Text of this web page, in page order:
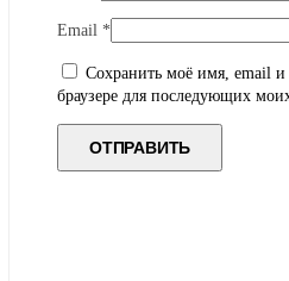
Email *
Сохранить моё имя, email и
браузере для последующих